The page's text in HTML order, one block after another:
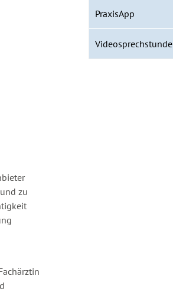
zu
PraxisApp
Videosprechstunde